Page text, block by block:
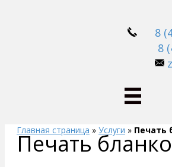
8
8
Главная страница » Услуги » Печать
Печать